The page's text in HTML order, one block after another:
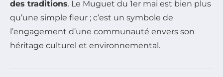
des traditions. Le Muguet du 1er mai est bien plus
qu’une simple fleur ; c’est un symbole de
l’engagement d’une communauté envers son
héritage culturel et environnemental.